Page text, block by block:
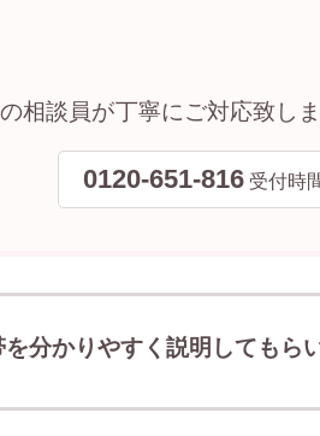
相談員が丁寧にご対応致し
0120-651-816 受付時
分かりやすく説明してもら